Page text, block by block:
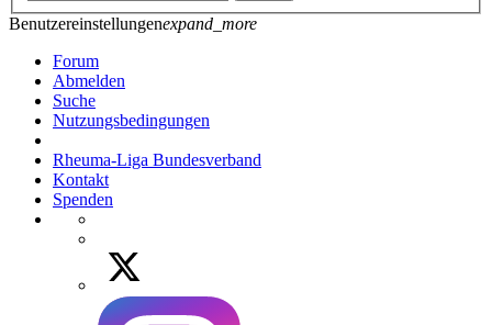
Benutzereinstellungenexpand_more
Forum
Abmelden
Suche
Nutzungsbedingungen
Rheuma-Liga Bundesverband
Kontakt
Spenden